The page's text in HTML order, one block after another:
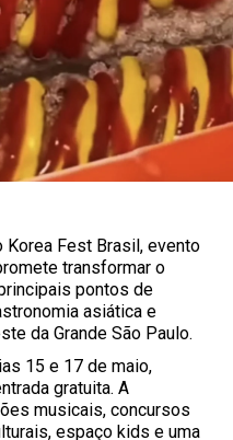
Fest Brasil, evento
transformar o
pontos de
asiática e
da Grande São Paulo.
15 e 17 de maio,
gratuita. A
musicais, concursos
espaço kids e uma